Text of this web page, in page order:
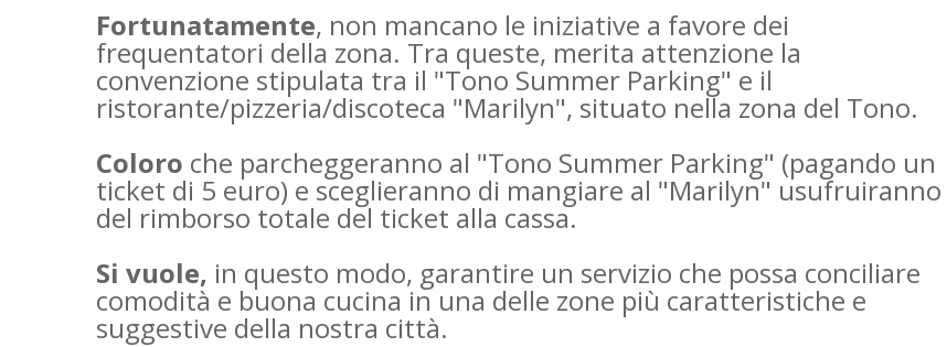
Fortunatamente, non mancano le iniziative a favore dei
frequentatori della zona. Tra queste, merita attenzione la
convenzione stipulata tra il "Tono Summer Parking" e il
ristorante/pizzeria/discoteca "Marilyn", situato nella zona del Tono.
Coloro che parcheggeranno al "Tono Summer Parking" (pagando un
ticket di 5 euro) e sceglieranno di mangiare al "Marilyn" usufruiranno
del rimborso totale del ticket alla cassa.
Si vuole, in questo modo, garantire un servizio che possa conciliare
comodità e buona cucina in una delle zone più caratteristiche e
suggestive della nostra città.